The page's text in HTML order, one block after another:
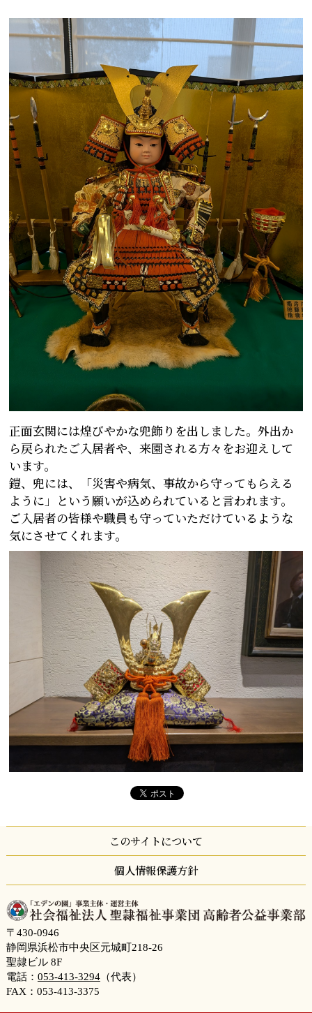
正面玄関には煌びやかな兜飾りを出しました。外出か
ら戻られたご入居者や、来園される方々をお迎えして
います。
鎧、兜には、「災害や病気、事故から守ってもらえる
ように」という願いが込められていると言われます。
ご入居者の皆様や職員も守っていただけているような
気にさせてくれます。
このサイトについて
個人情報保護方針
〒430-0946
静岡県浜松市中央区元城町218-26
聖隷ビル 8F
電話： 053-413-3294（代表）
FAX：053-413-3375